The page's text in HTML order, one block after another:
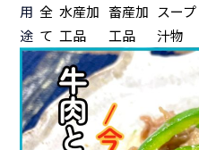
用
途
全
て
水産加
工品
畜産加
工品
スープ
汁物